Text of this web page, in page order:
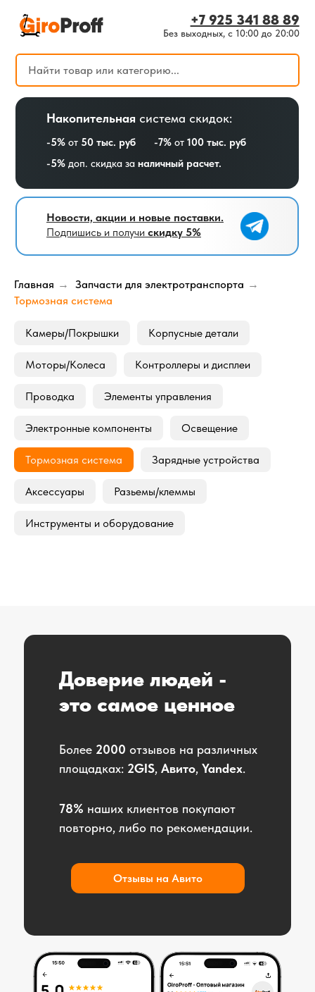
Без выходных, с 10:00 до 20:00
+7 925 341 88 89
Оптовый магазин
для мастерских
Телеграмм
Новости, акции и новые поставки.
Подпишись и получи скидку 5%
Накопительная система скидок:
-5% от 50 тыс. руб -7% от 100 тыс. руб
-5% доп. скидка за наличный расчет.
Главная → Запчасти для электротранспорта →
Тормозная система
Камеры/Покрышки Корпусные детали
Моторы/Колеса Контроллеры и дисплеи
Проводка Элементы управления
Электронные компоненты Освещение
Тормозная система Зарядные устройства
Аксессуары Разьемы/клеммы
Инструменты и оборудование
Доверие людей -
это самое ценное
78% наших клиентов покупают
повторно, либо по рекомендации.
Более 2000 отзывов на различных
площадках: 2GIS, Авито, Yandex.
Отзывы на Авито